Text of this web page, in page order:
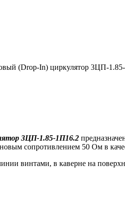
(Drop-In) циркулятор 3ЦП-
3ЦП-1.85-1П16.2
сопротивлением 50 Ом в
винтами, в каверне на